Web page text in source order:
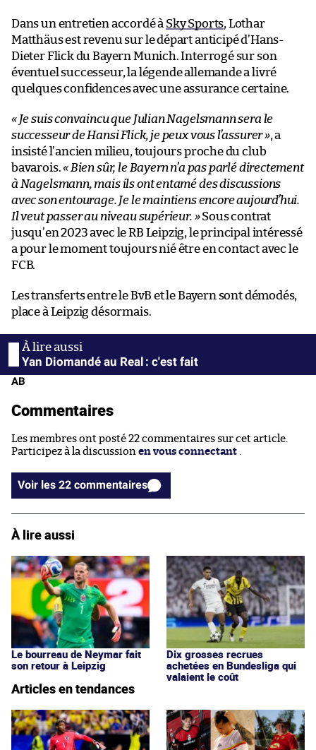
Dans un entretien accordé à Sky Sports, Lothar
Matthäus est revenu sur le départ anticipé d’Hans-
Dieter Flick du Bayern Munich. Interrogé sur son
éventuel successeur, la légende allemande a livré
quelques confidences avec une assurance certaine.
« Je suis convaincu que Julian Nagelsmann sera le
successeur de Hansi Flick, je peux vous l’assurer », a
insisté l’ancien milieu, toujours proche du club
bavarois.« Bien sûr, le Bayern n’a pas parlé directement
à Nagelsmann, mais ils ont entamé des discussions
avec son entourage. Je le maintiens encore aujourd’hui.
Il veut passer au niveau supérieur. »Sous contrat
jusqu’en 2023 avec le RB Leipzig, le principal intéressé
a pour le moment toujours nié être en contact avec le
FCB.
Les transferts entre le BvB et le Bayern sont démodés,
place à Leipzig désormais.
Yan Diomandé au Real : c'est fait
AB
Commentaires
Les membres ont posté 22 commentaires sur cet article.
Participez à la discussion en vous connectant
Voir les 22 commentaires
À lire aussi
Le bourreau de Neymar fait
son retour à Leipzig
Dix grosses recrues
achetées en Bundesliga qui
valaient le coût
Articles en tendances